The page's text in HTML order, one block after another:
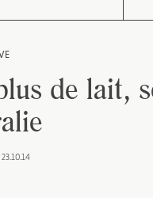
de lait,
23.10.14